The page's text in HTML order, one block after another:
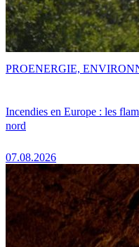
Incendies en Europe : les
nord
07.08.2026
PROENERGIE,